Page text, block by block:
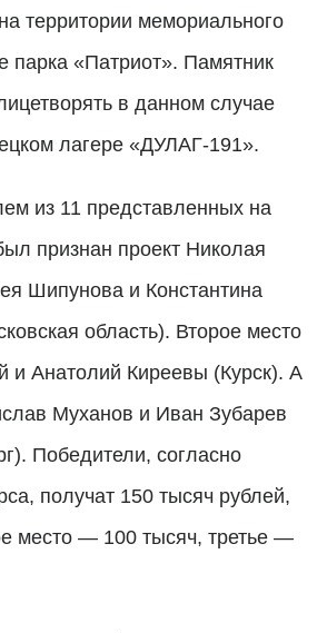
территории мемориального
парка «Патриот». Памятник
в данном случае
лагере «ДУЛАГ-191».
из 11 представленных на
признан проект Николая
Шипунова и Константина
область). Второе место
и Анатолий Киреевы (Курск). А
Муханов и Иван Зубарев
Победители, согласно
получат 150 тысяч рублей,
место — 100 тысяч, третье —